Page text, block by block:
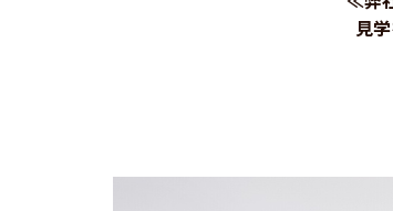
見